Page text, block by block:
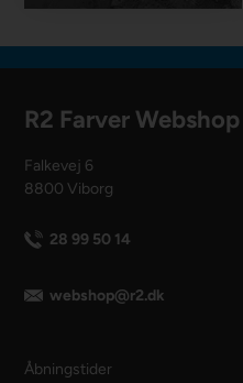
R2 Farver Webshop
Falkevej 6
8800 Viborg
28 99 50 14
webshop@r2.dk
Åbningstider